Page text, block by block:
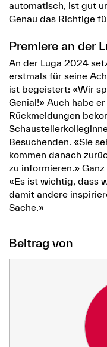
automatisch, ist gut
Genau das Richtige
Premiere an der
An der Luga 2024
erstmals für seine
ist begeistert: «Wir
Genial!» Auch habe
Rückmeldungen
Besuchenden. «Sie
kommen danach
zu informieren.»
«Es ist wichtig, dass
damit andere
Sache.»
Beitrag von